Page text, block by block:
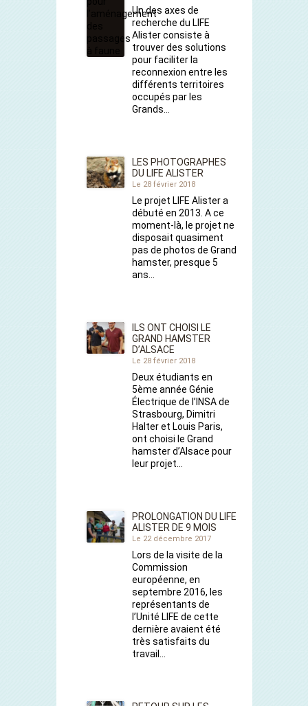
Un des axes de
recherche du LIFE
Alister consiste à
trouver des solutions
pour faciliter la
reconnexion entre les
différents territoires
occupés par les
Grands…
LES PHOTOGRAPHES
DU LIFE ALISTER
Le 28 février 2018
Le projet LIFE Alister a
débuté en 2013. A ce
moment-là, le projet ne
disposait quasiment
pas de photos de Grand
hamster, presque 5
ans…
ILS ONT CHOISI LE
GRAND HAMSTER
D’ALSACE
Le 28 février 2018
Deux étudiants en
5ème année Génie
Électrique de l’INSA de
Strasbourg, Dimitri
Halter et Louis Paris,
ont choisi le Grand
hamster d’Alsace pour
leur projet…
PROLONGATION DU LIFE
ALISTER DE 9 MOIS
Le 22 décembre 2017
Lors de la visite de la
Commission
européenne, en
septembre 2016, les
représentants de
l’Unité LIFE de cette
dernière avaient été
très satisfaits du
travail…